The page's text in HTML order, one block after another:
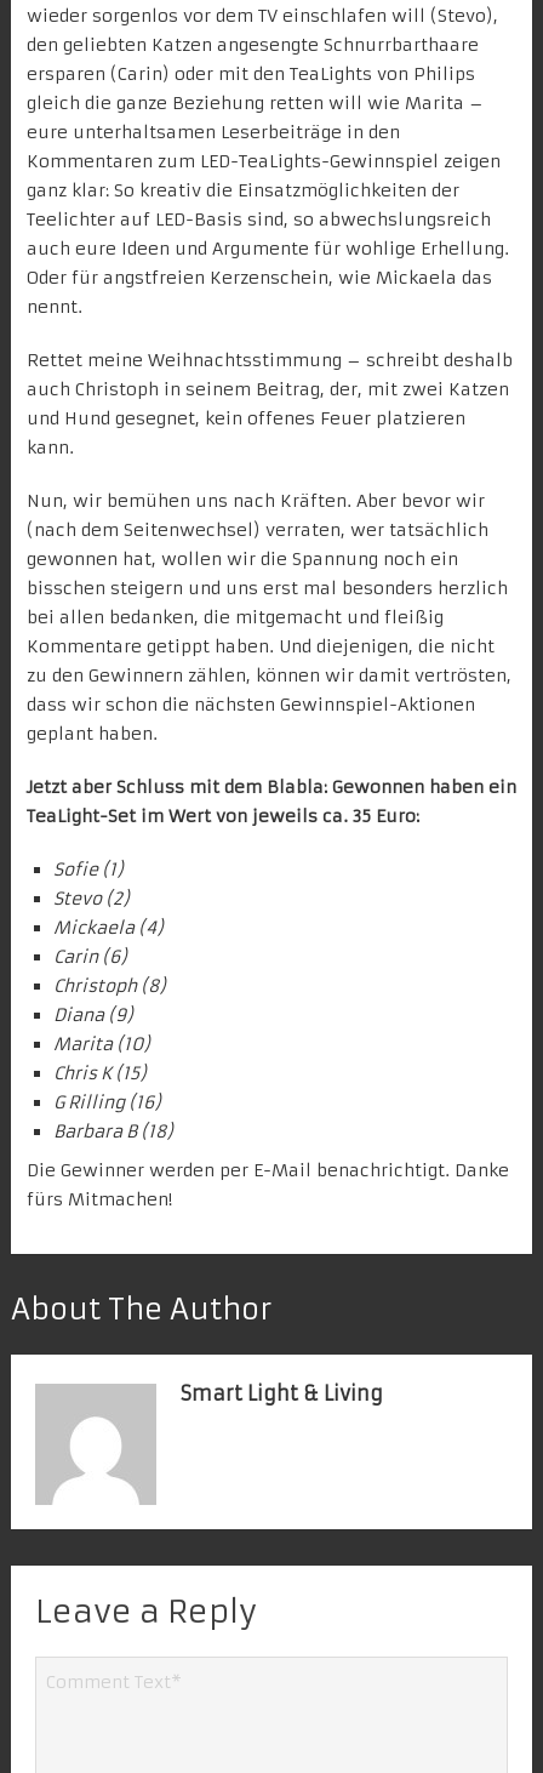
wieder sorgenlos vor dem TV einschlafen will (Stevo),
den geliebten Katzen angesengte Schnurrbarthaare
ersparen (Carin) oder mit den TeaLights von Philips
gleich die ganze Beziehung retten will wie Marita –
eure unterhaltsamen Leserbeiträge in den
Kommentaren zum LED-TeaLights-Gewinnspiel zeigen
ganz klar: So kreativ die Einsatzmöglichkeiten der
Teelichter auf LED-Basis sind, so abwechslungsreich
auch eure Ideen und Argumente für wohlige Erhellung.
Oder für angstfreien Kerzenschein, wie Mickaela das
nennt.
Rettet meine Weihnachtsstimmung – schreibt deshalb
auch Christoph in seinem Beitrag, der, mit zwei Katzen
und Hund gesegnet, kein offenes Feuer platzieren
kann.
Nun, wir bemühen uns nach Kräften. Aber bevor wir
(nach dem Seitenwechsel) verraten, wer tatsächlich
gewonnen hat, wollen wir die Spannung noch ein
bisschen steigern und uns erst mal besonders herzlich
bei allen bedanken, die mitgemacht und fleißig
Kommentare getippt haben. Und diejenigen, die nicht
zu den Gewinnern zählen, können wir damit vertrösten,
dass wir schon die nächsten Gewinnspiel-Aktionen
geplant haben.
Jetzt aber Schluss mit dem Blabla: Gewonnen haben ein
TeaLight-Set im Wert von jeweils ca. 35 Euro:
Sofie (1)
Stevo (2)
Mickaela (4)
Carin (6)
Christoph (8)
Diana (9)
Marita (10)
Chris K (15)
G Rilling (16)
Barbara B (18)
Die Gewinner werden per E-Mail benachrichtigt. Danke
fürs Mitmachen!
About The Author
Smart Light & Living
Leave a Reply